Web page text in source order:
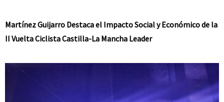
Martínez Guijarro Destaca el Impacto Social y Económico de la
II Vuelta Ciclista Castilla-La Mancha Leader